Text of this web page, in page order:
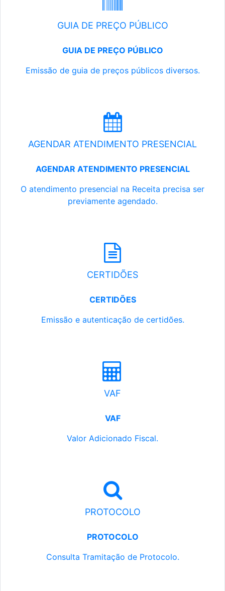
GUIA DE PREÇO PÚBLICO
GUIA DE PREÇO PÚBLICO
Emissão de guia de preços públicos diversos.
AGENDAR ATENDIMENTO PRESENCIAL
AGENDAR ATENDIMENTO PRESENCIAL
O atendimento presencial na Receita precisa ser
previamente agendado.
CERTIDÕES
CERTIDÕES
Emissão e autenticação de certidões.
VAF
VAF
Valor Adicionado Fiscal.
PROTOCOLO
PROTOCOLO
Consulta Tramitação de Protocolo.